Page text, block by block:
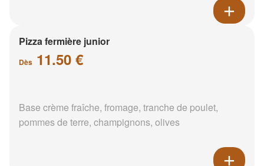
Pizza fermière junior
Dès 11.50 €
Base crème fraîche, fromage, tranche de poulet,
pommes de terre, champignons, olives